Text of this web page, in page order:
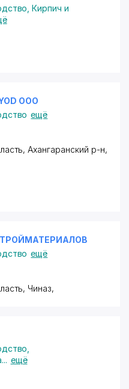
,Кирпич и
ООО
ещё
Ахангаранский р-н,
ещё
Чиназ,
... ещё